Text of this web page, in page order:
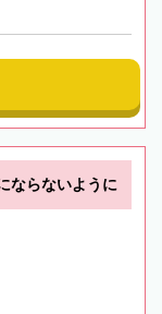
ならないように